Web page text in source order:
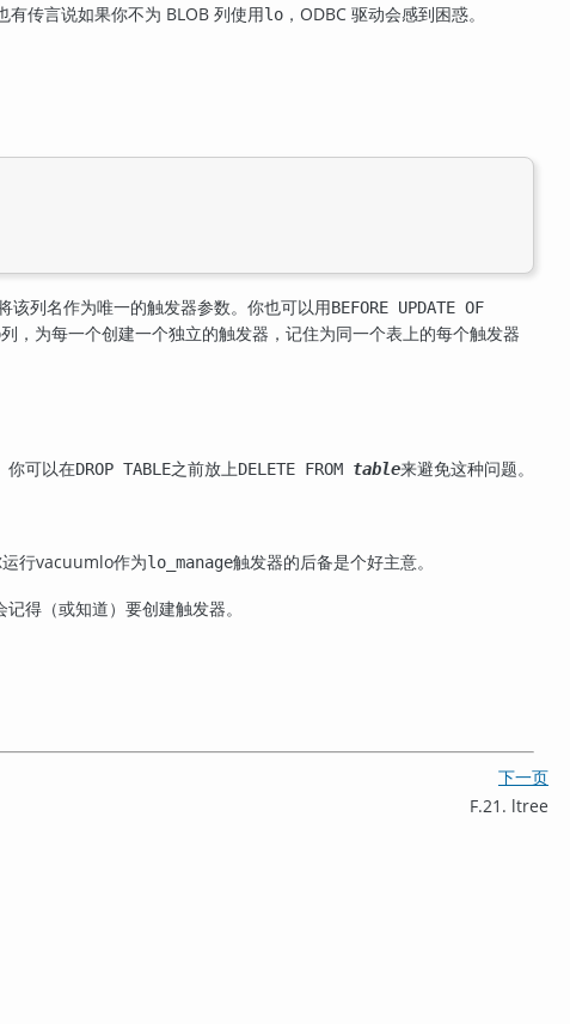
传言说如果你不为 BLOB 列使用lo ，ODBC 驱动会感到困惑。
该列名作为唯一的触发器参数。你也可以用BEFORE UPDATE OF
列，为每一个创建一个独立的触发器，记住为同一个表上的每个触发器
你可以在DROP TABLE之前放上DELETE FROM table来避免这种问题。
行vacuumlo作为lo_manage触发器的后备是个好主意。
得（或知道）要创建触发器。
下一页
F.21. ltree